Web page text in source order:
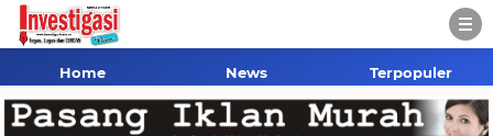
Home News Terpopuler